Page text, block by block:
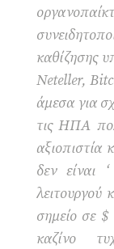
καθίζησης
Neteller,
άμεσα για
τις ΗΠΑ
αξιοπιστία
δεν είναι
λειτουργού
σημείο σε
καζίνο